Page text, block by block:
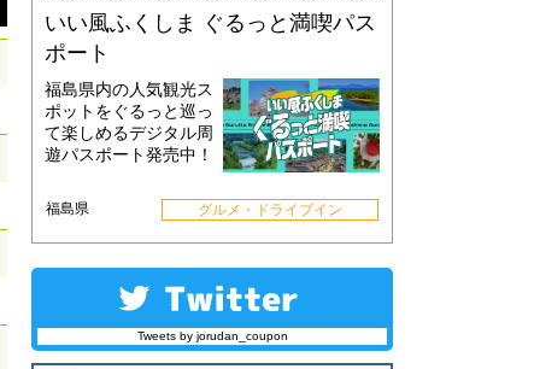
いい風ふくしま ぐるっと満喫パス
ポート
福島県内の人気観光ス
ポットをぐるっと巡っ
て楽しめるデジタル周
遊パスポート発売中！
福島県 グルメ・ドライブイン
Tweets by jorudan_coupon